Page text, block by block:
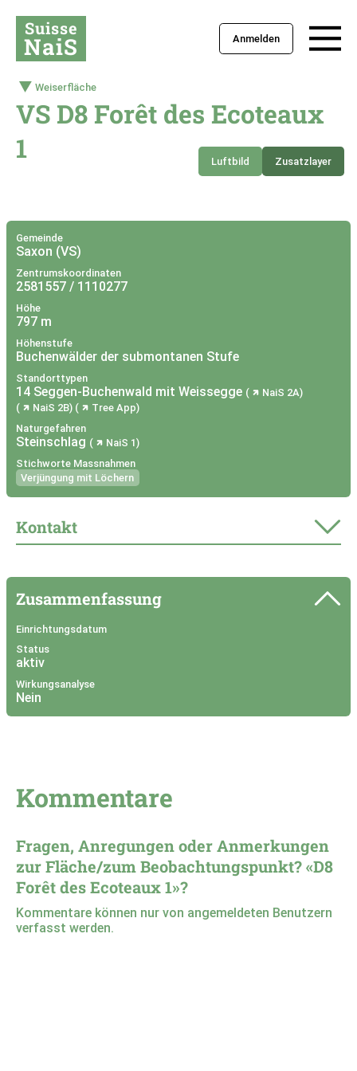
Suisse
NaiS Anmelden
Weiserfläche
VS D8 Forêt des Ecoteaux
1
Luftbild Zusatzlayer
–
Gemeinde
Saxon (VS)
Zentrumskoordinaten
2581557 / 1110277
Höhe
797 m
Höhenstufe
Buchenwälder der submontanen Stufe
Standorttypen
14 Seggen-Buchenwald mit Weissegge
NaiS 2A
NaiS 2B
Tree App
Naturgefahren
Steinschlag
NaiS 1
Stichworte Massnahmen
Verjüngung mit Löchern
Kontakt
Zusammenfassung
Einrichtungsdatum
Status
aktiv
Wirkungsanalyse
Nein
Kommentare
Fragen, Anregungen oder Anmerkungen
zur Fläche/zum Beobachtungspunkt? «D8
Forêt des Ecoteaux 1»?
Kommentare können nur von angemeldeten Benutzern
verfasst werden.